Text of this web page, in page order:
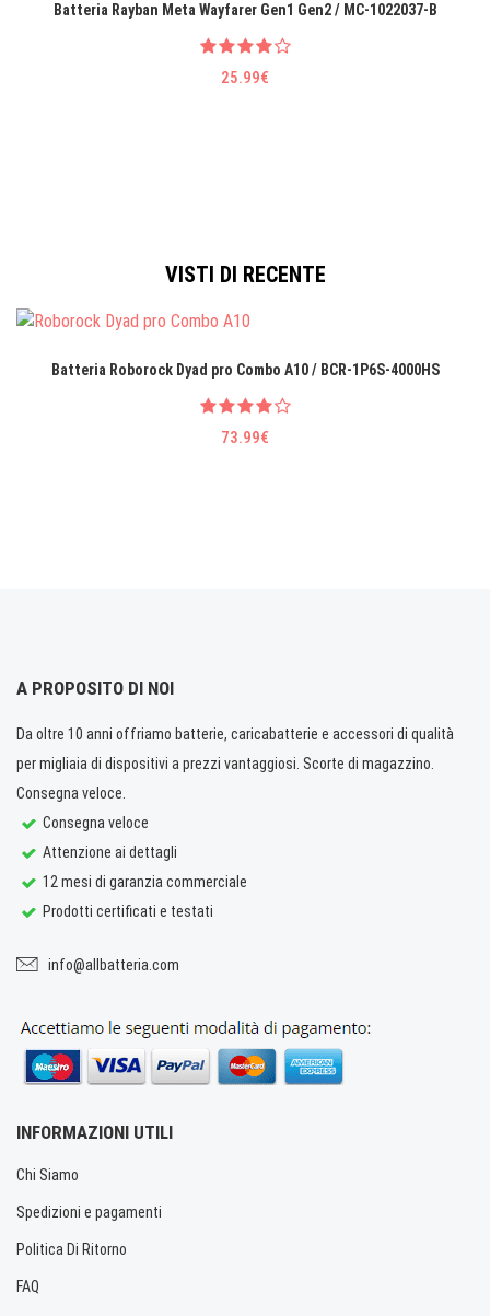
Batteria Rayban Meta Wayfarer Gen1 Gen2 / MC-1022037-B
25.99€
VISTI DI RECENTE
Batteria Roborock Dyad pro Combo A10 / BCR-1P6S-4000HS
73.99€
A PROPOSITO DI NOI
Da oltre 10 anni offriamo batterie, caricabatterie e accessori di qualità
per migliaia di dispositivi a prezzi vantaggiosi. Scorte di magazzino.
Consegna veloce.
Consegna veloce
Attenzione ai dettagli
12 mesi di garanzia commerciale
Prodotti certificati e testati
info@allbatteria.com
INFORMAZIONI UTILI
Chi Siamo
Spedizioni e pagamenti
Politica Di Ritorno
FAQ